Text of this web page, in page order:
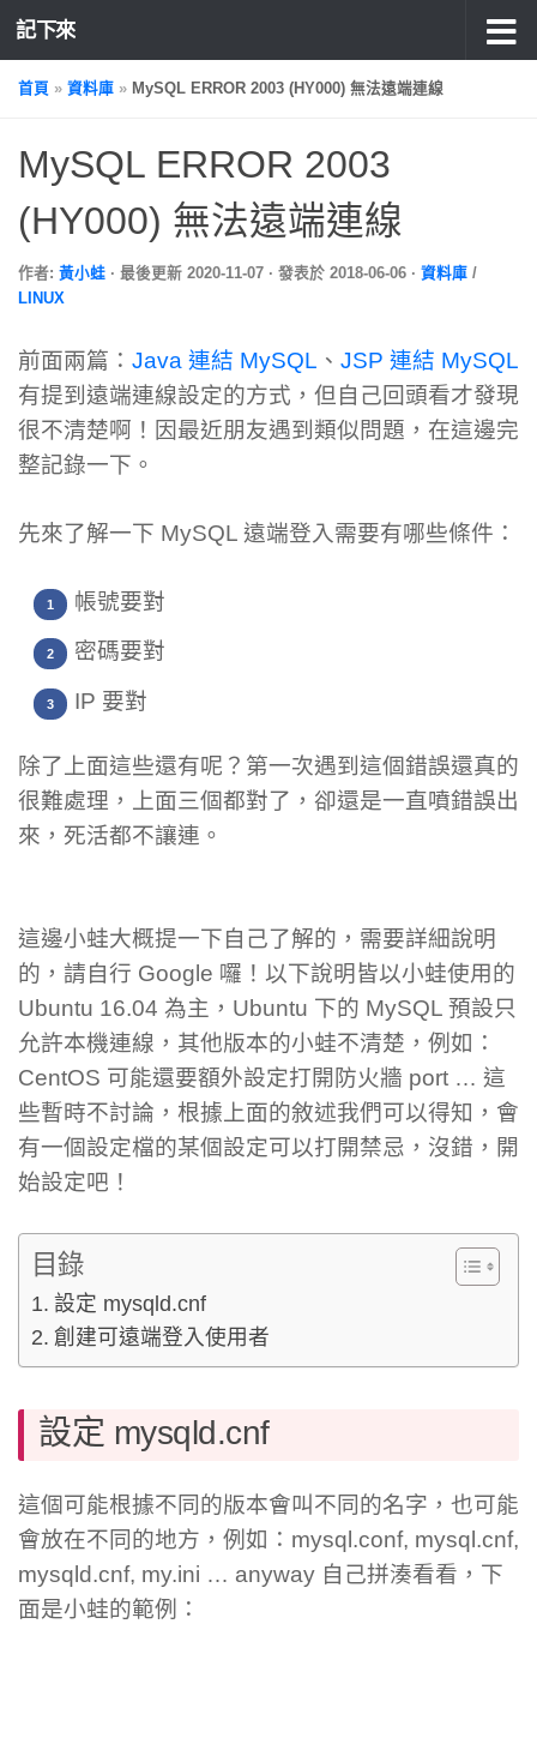
記下來
首頁 » 資料庫 » MySQL ERROR 2003 (HY000) 無法遠端連線
MySQL ERROR 2003
(HY000) 無法遠端連線
作者: 黃小蛙 · 最後更新 2020-11-07 · 發表於 2018-06-06 · 資料庫 /
LINUX
前面兩篇： Java 連結 MySQL 、 JSP 連結 MySQL
有提到遠端連線設定的方式，但自己回頭看才發現
很不清楚啊！因最近朋友遇到類似問題，在這邊完
整記錄一下。
先來了解一下 MySQL 遠端登入需要有哪些條件：
帳號要對
密碼要對
IP 要對
除了上面這些還有呢？第一次遇到這個錯誤還真的
很難處理，上面三個都對了，卻還是一直噴錯誤出
來，死活都不讓連。
這邊小蛙大概提一下自己了解的，需要詳細說明
的，請自行 Google 囉！以下說明皆以小蛙使用的
Ubuntu 16.04 為主，Ubuntu 下的 MySQL 預設只
允許本機連線，其他版本的小蛙不清楚，例如：
CentOS 可能還要額外設定打開防火牆 port … 這
些暫時不討論，根據上面的敘述我們可以得知，會
有一個設定檔的某個設定可以打開禁忌，沒錯，開
始設定吧！
目錄
設定 mysqld.cnf
創建可遠端登入使用者
設定 mysqld.cnf
這個可能根據不同的版本會叫不同的名字，也可能
會放在不同的地方，例如：mysql.conf, mysql.cnf,
mysqld.cnf, my.ini … anyway 自己拼湊看看，下
面是小蛙的範例：